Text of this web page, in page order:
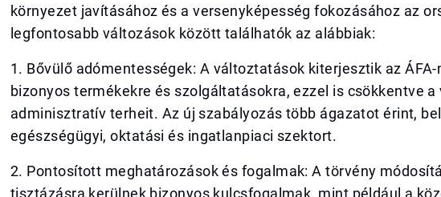
környezet javításához és a versenyképesség fokozásához az
legfontosabb változások között találhatók az alábbiak:
1. Bővülő adómentességek: A változtatások kiterjesztik az
bizonyos termékekre és szolgáltatásokra, ezzel is csökkentve
adminisztratív terheit. Az új szabályozás több ágazatot érint,
egészségügyi, oktatási és ingatlanpiaci szektort.
2. Pontosított meghatározások és fogalmak: A törvény
tisztázásra kerülnek bizonyos kulcsfogalmak, mint például a